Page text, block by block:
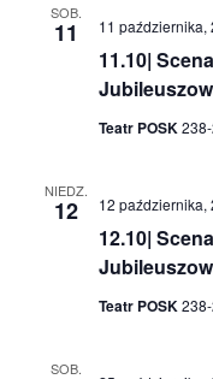
SOB.
11
11.10|
11 października,
Teatr POSK
NIEDZ.
12
12.10|
12 października,
Teatr POSK
SOB.